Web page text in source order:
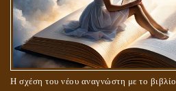
Η σχέση του νέου αναγνώστη με το βιβλίο